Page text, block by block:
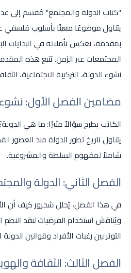
"كتاب الدولة والمجتمع" مُقسم إلى
يتناول موضوعًا معينًا بأسلوب
بمقدمة، تعكس تأملاته في البدايات
المجتمعات عبر الزمن. تتبع هذه
نشوء الدولة، التركيبة الاجتماعية،
مضامين الفصل الأول:
الكاتب يطرح سؤالاً مثيرًا: ما هي
يتناول تاريخ تطور الدولة منذ العصور
شاملاً لمفهوم السلطة والمشروعية.
الفصل الثاني: الدولة
في هذا الفصل، يُحلل شحرور كيف أن
ويُناقش استخدام الفرضيات لنقد
التوتر بين رغبات الأفراد وقوانين
الفصل الثالث: الثقافة